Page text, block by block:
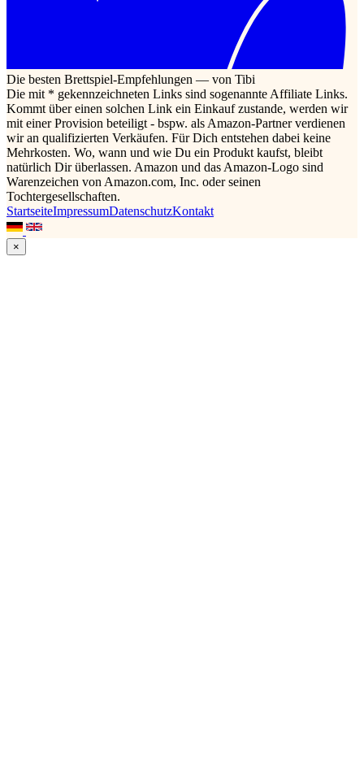
Die besten Brettspiel-Empfehlungen — von Tibi
Die mit * gekennzeichneten Links sind sogenannte Affiliate Links.
Kommt über einen solchen Link ein Einkauf zustande, werden wir
mit einer Provision beteiligt - bspw. als Amazon-Partner verdienen
wir an qualifizierten Verkäufen. Für Dich entstehen dabei keine
Mehrkosten. Wo, wann und wie Du ein Produkt kaufst, bleibt
natürlich Dir überlassen. Amazon und das Amazon-Logo sind
Warenzeichen von Amazon.com, Inc. oder seinen
Tochtergesellschaften.
StartseiteImpressumDatenschutzKontakt
×